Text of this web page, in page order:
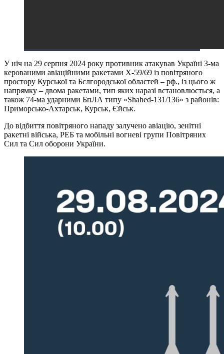
У ніч на 29 серпня 2024 року противник атакував Україні 3-ма
керованими авіаційними ракетами Х-59/69 із повітряного
простору Курської та Бєлгородської областей – рф., із цього ж
напрямку – двома ракетами, тип яких наразі встановлюється, а
також 74-ма ударними БпЛА типу «Shahed-131/136» з районів:
Приморсько-Ахтарськ, Курськ, Єйськ.
До відбиття повітряного нападу залучено авіацію, зенітні
ракетні війська, РЕБ та мобільні вогневі групи Повітряних
Сил та Сил оборони України.